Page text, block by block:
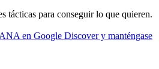
tácticas para conseguir lo que quieren.
en Google Discover y manténgase